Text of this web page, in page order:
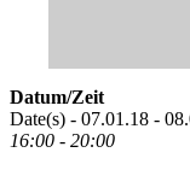
Datum/Zeit
Date(s) - 07.01.18 -
16:00 - 20:00